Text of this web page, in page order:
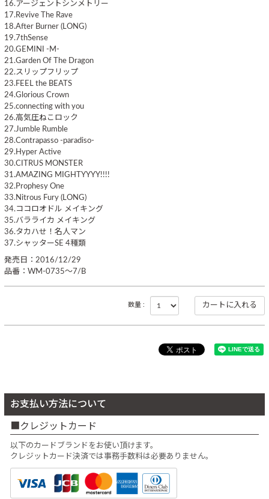
16.アージェントシンメトリー
17.Revive The Rave
18.After Burner (LONG)
19.7thSense
20.GEMINI -M-
21.Garden Of The Dragon
22.スリップフリップ
23.FEEL the BEATS
24.Glorious Crown
25.connecting with you
26.高気圧ねこロック
27.Jumble Rumble
28.Contrapasso -paradiso-
29.Hyper Active
30.CITRUS MONSTER
31.AMAZING MIGHTYYYY!!!!
32.Prophesy One
33.Nitrous Fury (LONG)
34.ココロオドル メイキング
35.バラライカ メイキング
36.タカハせ！名人マン
37.シャッターSE 4種類
発売日：2016/12/29
品番：WM-0735～7/B
数量 :
お支払い方法について
クレジットカード
以下のカードブランドをお使い頂けます。
クレジットカード決済では事務手数料は必要ありません。